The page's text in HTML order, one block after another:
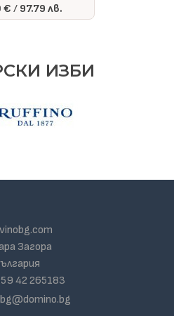
€ 97.79 лв.
ИЗБИ
vinobg.com
Загора
42 265183